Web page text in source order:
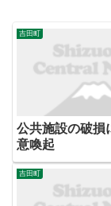
吉田町
公共施設の破損
意喚起
吉田町